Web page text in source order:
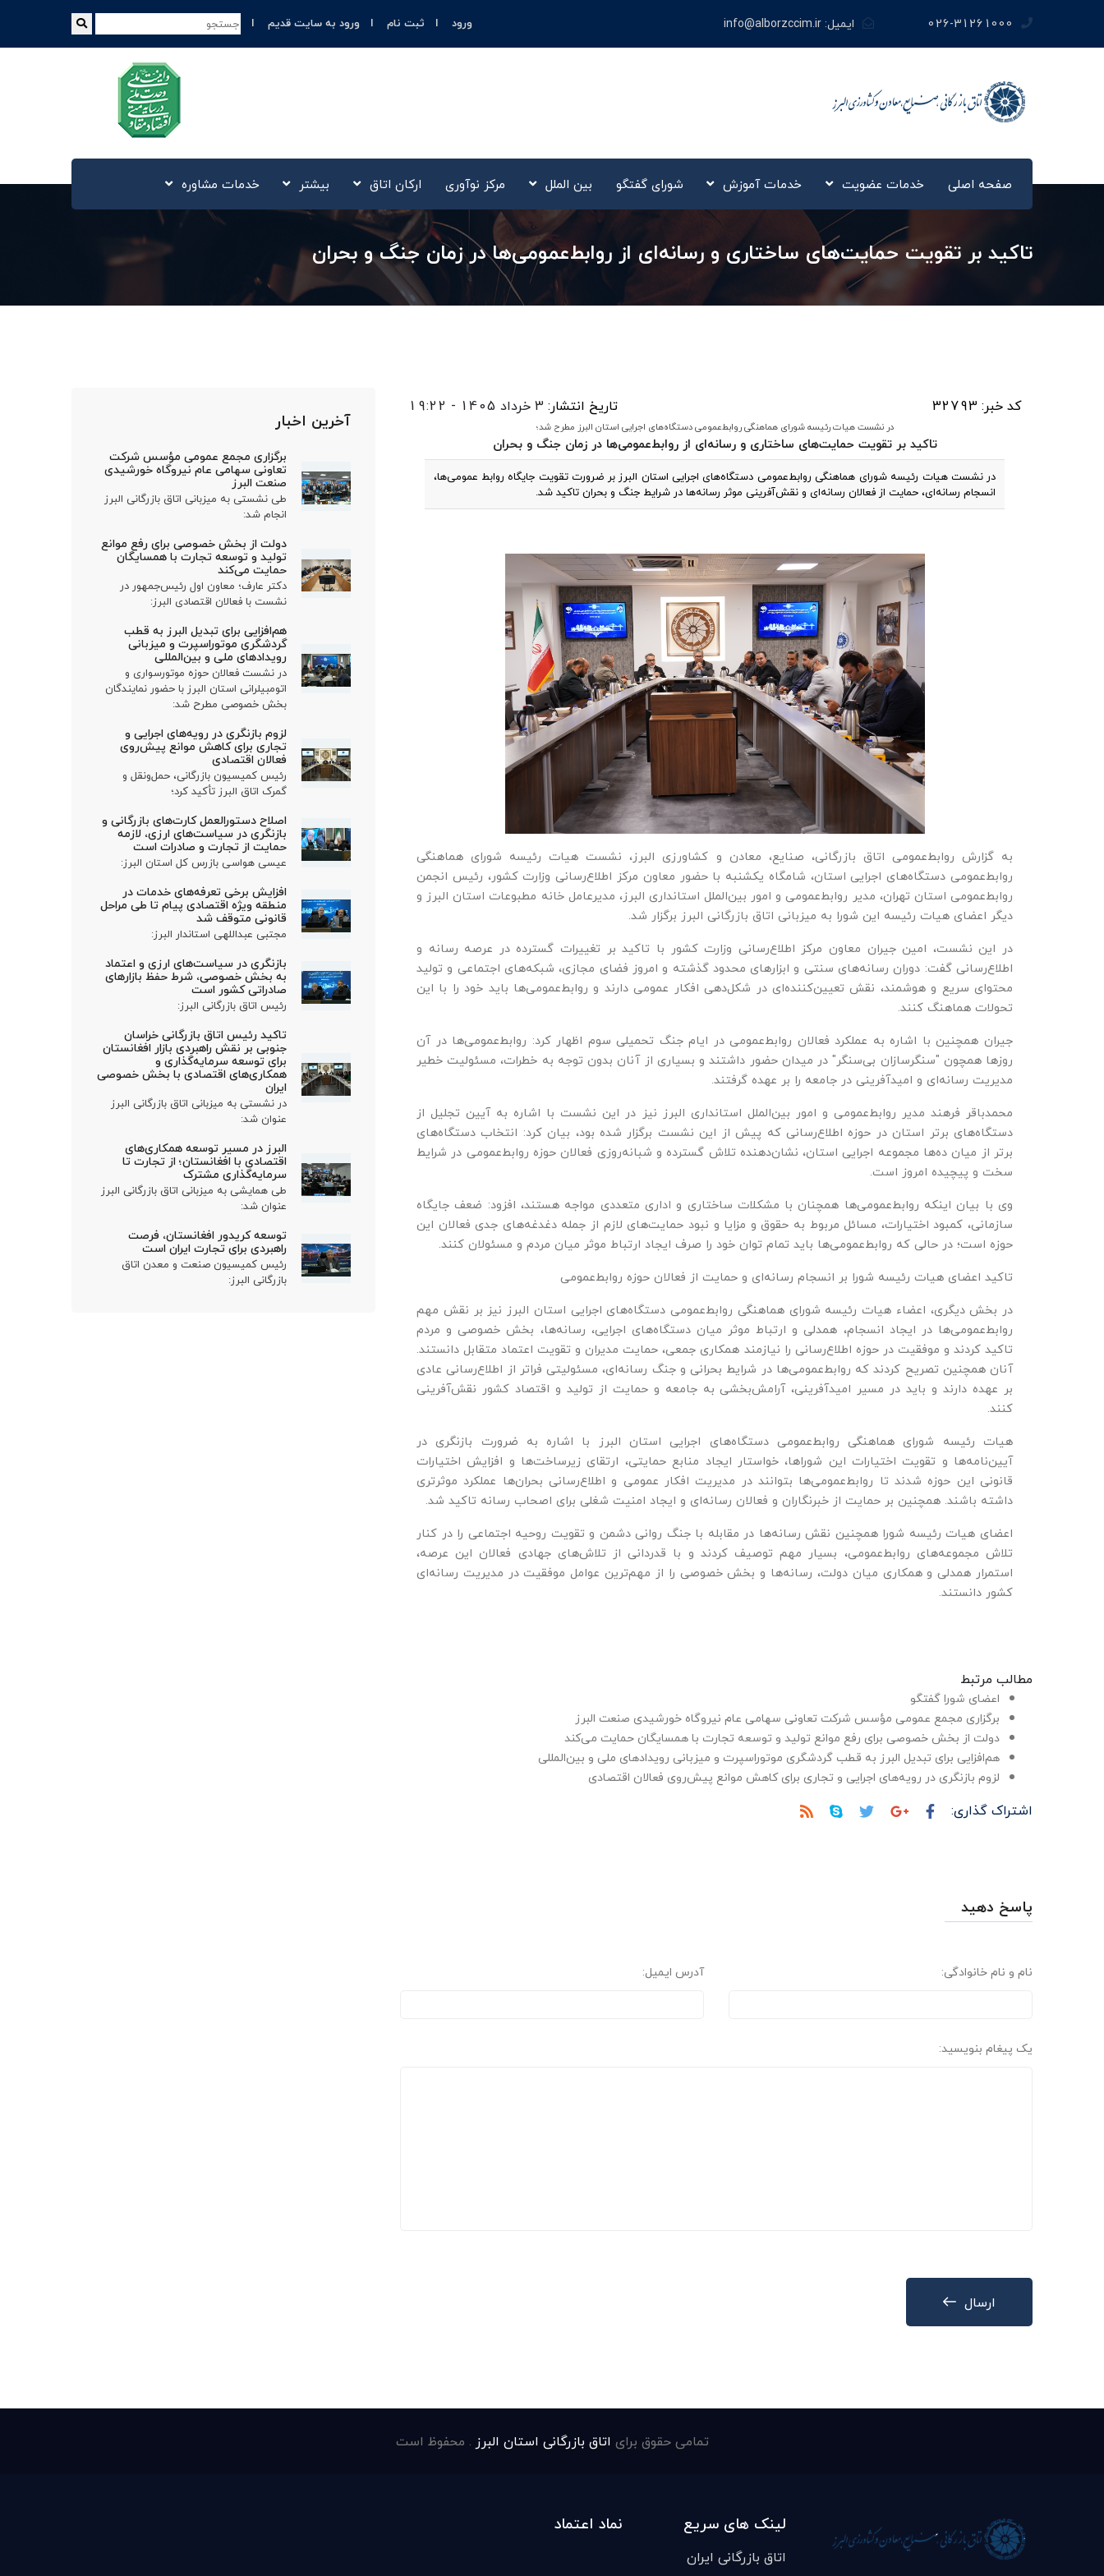
026-31261000 ایمیل:info@alborzccim.ir ورود ثبت نام ورود به سایت قدیم
صفحه اصلی خدمات عضویت خدمات آموزش شورای گفتگو بین الملل مرکز نوآوری‌ ارکان اتاق بیشتر خدمات مشاوره
تاکید بر تقویت حمایت‌های ساختاری و رسانه‌ای از روابط‌عمومی‌ها در زمان جنگ و بحران
کد خبر: 32793 تاریخ انتشار: 3 خرداد 1405 - 19:22
در نشست هیات رئیسه شورای هماهنگی روابط‌عمومی دستگاه‌های اجرایی استان البرز مطرح شد؛
تاکید بر تقویت حمایت‌های ساختاری و رسانه‌ای از روابط‌عمومی‌ها در زمان جنگ و بحران
در نشست هیات رئیسه شورای هماهنگی روابط‌عمومی دستگاه‌های اجرایی استان البرز بر ضرورت تقویت جایگاه روابط عمومی‌ها،
انسجام رسانه‌ای، حمایت از فعالان رسانه‌ای و نقش‌آفرینی موثر رسانه‌ها در شرایط جنگ و بحران تاکید شد.
به گزارش روابط‌عمومی اتاق بازرگانی، صنایع، معادن و کشاورزی البرز، نشست هیات رئیسه شورای هماهنگی
روابط‌عمومی دستگاه‌های اجرایی استان، شامگاه یکشنبه با حضور معاون مرکز اطلاع‌رسانی وزارت کشور، رئیس انجمن
روابط‌عمومی استان تهران، مدیر روابط‌عمومی و امور بین‌الملل استانداری البرز، مدیرعامل خانه مطبوعات استان البرز و
دیگر اعضای هیات رئیسه این شورا به میزبانی اتاق بازرگانی البرز برگزار شد.
در این نشست، امین جیران معاون مرکز اطلاع‌رسانی وزارت کشور با تاکید بر تغییرات گسترده در عرصه رسانه و
اطلاع‌رسانی گفت: دوران رسانه‌های سنتی و ابزارهای محدود گذشته و امروز فضای مجازی، شبکه‌های اجتماعی و تولید
محتوای سریع و هوشمند، نقش تعیین‌کننده‌ای در شکل‌دهی افکار عمومی دارند و روابط‌عمومی‌ها باید خود را با این
تحولات هماهنگ کنند.
جیران همچنین با اشاره به عملکرد فعالان روابط‌عمومی در ایام جنگ تحمیلی سوم اظهار کرد: روابط‌عمومی‌ها در آن
روزها همچون "سنگرسازان بی‌سنگر" در میدان حضور داشتند و بسیاری از آنان بدون توجه به خطرات، مسئولیت خطیر
مدیریت رسانه‌ای و امیدآفرینی در جامعه را بر عهده گرفتند.
محمدباقر فرهند مدیر روابط‌عمومی و امور بین‌الملل استانداری البرز نیز در این نشست با اشاره به آیین تجلیل از
دستگاه‌های برتر استان در حوزه اطلاع‌رسانی که پیش از این نشست برگزار شده بود، بیان کرد: انتخاب دستگاه‌های
برتر از میان ده‌ها مجموعه اجرایی استان، نشان‌دهنده تلاش گسترده و شبانه‌روزی فعالان حوزه روابط‌عمومی در شرایط
سخت و پیچیده امروز است.
وی با بیان اینکه روابط‌عمومی‌ها همچنان با مشکلات ساختاری و اداری متعددی مواجه هستند، افزود: ضعف جایگاه
سازمانی، کمبود اختیارات، مسائل مربوط به حقوق و مزایا و نبود حمایت‌های لازم از جمله دغدغه‌های جدی فعالان این
حوزه است؛ در حالی که روابط‌عمومی‌ها باید تمام توان خود را صرف ایجاد ارتباط موثر میان مردم و مسئولان کنند.
تاکید اعضای هیات رئیسه شورا بر انسجام رسانه‌ای و حمایت از فعالان حوزه روابط‌عمومی
در بخش دیگری، اعضاء هیات رئیسه شورای هماهنگی روابط‌عمومی دستگاه‌های اجرایی استان البرز نیز بر نقش مهم
روابط‌عمومی‌ها در ایجاد انسجام، همدلی و ارتباط موثر میان دستگاه‌های اجرایی، رسانه‌ها، بخش خصوصی و مردم
تاکید کردند و موفقیت در حوزه اطلاع‌رسانی را نیازمند همکاری جمعی، حمایت مدیران و تقویت اعتماد متقابل دانستند.
آنان همچنین تصریح کردند که روابط‌عمومی‌ها در شرایط بحرانی و جنگ رسانه‌ای، مسئولیتی فراتر از اطلاع‌رسانی عادی
بر عهده دارند و باید در مسیر امیدآفرینی، آرامش‌بخشی به جامعه و حمایت از تولید و اقتصاد کشور نقش‌آفرینی
کنند.
هیات رئیسه شورای هماهنگی روابط‌عمومی دستگاه‌های اجرایی استان البرز با اشاره به ضرورت بازنگری در
آیین‌نامه‌ها و تقویت اختیارات این شوراها، خواستار ایجاد منابع حمایتی، ارتقای زیرساخت‌ها و افزایش اختیارات
قانونی این حوزه شدند تا روابط‌عمومی‌ها بتوانند در مدیریت افکار عمومی و اطلاع‌رسانی بحران‌ها عملکرد موثرتری
داشته باشند. همچنین بر حمایت از خبرنگاران و فعالان رسانه‌ای و ایجاد امنیت شغلی برای اصحاب رسانه تاکید شد.
اعضای هیات رئیسه شورا همچنین نقش رسانه‌ها در مقابله با جنگ روانی دشمن و تقویت روحیه اجتماعی را در کنار
تلاش مجموعه‌های روابط‌عمومی، بسیار مهم توصیف کردند و با قدردانی از تلاش‌های جهادی فعالان این عرصه،
استمرار همدلی و همکاری میان دولت، رسانه‌ها و بخش خصوصی را از مهم‌ترین عوامل موفقیت در مدیریت رسانه‌ای
کشور دانستند.
مطالب مرتبط
اعضای شورا گفتگو
برگزاری مجمع عمومی مؤسس شرکت تعاونی سهامی عام نیروگاه خورشیدی صنعت البرز
دولت از بخش خصوصی برای رفع موانع تولید و توسعه تجارت با همسایگان حمایت می‌کند
هم‌افزایی برای تبدیل البرز به قطب گردشگری موتوراسپرت و میزبانی رویدادهای ملی و بین‌المللی
لزوم بازنگری در رویه‌های اجرایی و تجاری برای کاهش موانع پیش‌روی فعالان اقتصادی
اشتراک گذاری:
پاسخ دهید
نام و نام خانوادگی: آدرس ایمیل:
یک پیغام بنویسید:
ارسال
آخرین اخبار
برگزاری مجمع عمومی مؤسس شرکت
تعاونی سهامی عام نیروگاه خورشیدی
صنعت البرز
طی نشستی به میزبانی اتاق بازرگانی البرز
انجام شد:
دولت از بخش خصوصی برای رفع موانع
تولید و توسعه تجارت با همسایگان
حمایت می‌کند
دکتر عارف؛ معاون اول رئیس‌جمهور در
نشست با فعالان اقتصادی البرز:
هم‌افزایی برای تبدیل البرز به قطب
گردشگری موتوراسپرت و میزبانی
رویدادهای ملی و بین‌المللی
در نشست فعالان حوزه موتورسواری و
اتومبیلرانی استان البرز با حضور نمایندگان
بخش خصوصی مطرح شد:
لزوم بازنگری در رویه‌های اجرایی و
تجاری برای کاهش موانع پیش‌روی
فعالان اقتصادی
رئیس کمیسیون بازرگانی، حمل‌ونقل و
گمرک اتاق البرز تأکید کرد؛
اصلاح دستورالعمل کارت‌های بازرگانی و
بازنگری در سیاست‌های ارزی، لازمه
حمایت از تجارت و صادرات است
عیسی هواسی بازرس کل استان البرز:
افزایش برخی تعرفه‌های خدمات در
منطقه ویژه اقتصادی پیام تا طی مراحل
قانونی متوقف شد
مجتبی عبداللهی استاندار البرز:
بازنگری در سیاست‌های ارزی و اعتماد
به بخش خصوصی، شرط حفظ بازارهای
صادراتی کشور است
رئیس اتاق بازرگانی البرز:
تاکید رئیس اتاق بازرگانی خراسان
جنوبی بر نقش راهبردی بازار افغانستان
برای توسعه سرمایه‌گذاری و
همکاری‌های اقتصادی با بخش خصوصی
ایران
در نشستی به میزبانی اتاق بازرگانی البرز
عنوان شد:
البرز در مسیر توسعه همکاری‌های
اقتصادی با افغانستان؛ از تجارت تا
سرمایه‌گذاری مشترک
طی همایشی به میزبانی اتاق بازرگانی البرز
عنوان شد:
توسعه کریدور افغانستان، فرصت
راهبردی برای تجارت ایران است
رئیس کمیسیون صنعت و معدن اتاق
بازرگانی البرز:
تمامی حقوق برای اتاق بازرگانی استان البرز . محفوظ است
لینک های سریع
اتاق بازرگانی ایران
نماد اعتماد